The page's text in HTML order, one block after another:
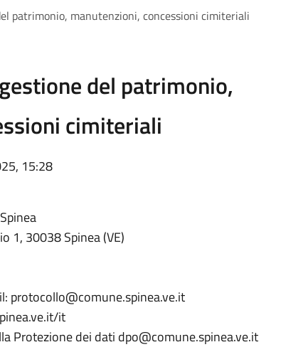
patrimonio, manutenzioni, concessioni cimiteriali
del patrimonio,
cimiteriali
15:28
1, 30038 Spinea (VE)
protocollo@comune.spinea.ve.it
it
Protezione dei dati dpo@comune.spinea.ve.it